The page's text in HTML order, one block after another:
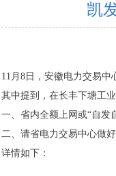
凯
11月8日，安徽电力交易中
其中提到，在长丰下塘工
一、省内全额上网或“自发
二、请省电力交易中心做
详情如下：